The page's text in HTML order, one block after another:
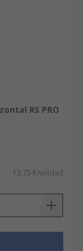
RS PRO
13,75 €/unidad